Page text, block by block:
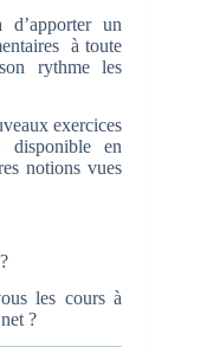
d’apporter un
à toute
rythme les
exercices
disponible en
notions vues
les cours à
?